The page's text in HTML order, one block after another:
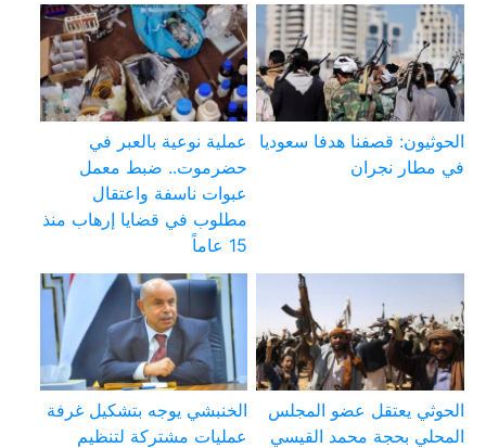
الحوثيون: قصفنا هدفا سعوديا
في مطار نجران
عملية نوعية بالعبر في
حضرموت.. ضبط معمل
عبوات ناسفة واعتقال
مطلوب في قضايا إرهاب منذ
15 عاماً
الحوثي يعتقل عضو المجلس
المحلي بحجة محمد القيسي
الخنبشي يوجه بتشكيل غرفة
عمليات مشتركة لتنظيم